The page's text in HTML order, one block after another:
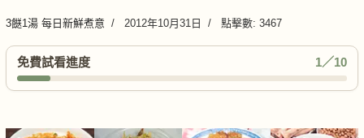
3餸1湯 每日新鮮煮意 2012年10月31日 點擊數: 3467
免費試看進度 1／10